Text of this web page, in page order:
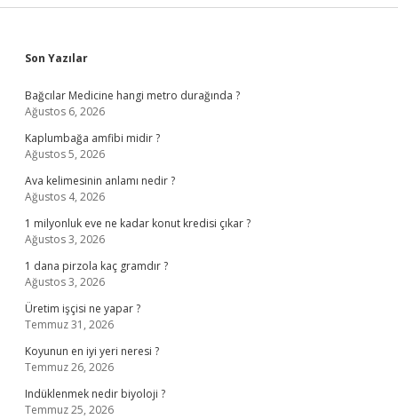
Sidebar
Son Yazılar
Bağcılar Medicine hangi metro durağında ?
Ağustos 6, 2026
Kaplumbağa amfibi midir ?
Ağustos 5, 2026
Ava kelimesinin anlamı nedir ?
Ağustos 4, 2026
1 milyonluk eve ne kadar konut kredisi çıkar ?
Ağustos 3, 2026
1 dana pirzola kaç gramdır ?
Ağustos 3, 2026
Üretim işçisi ne yapar ?
Temmuz 31, 2026
Koyunun en iyi yeri neresi ?
Temmuz 26, 2026
Indüklenmek nedir biyoloji ?
Temmuz 25, 2026